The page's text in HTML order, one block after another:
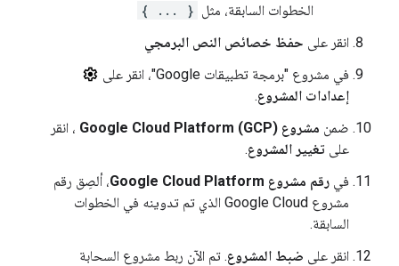
الخطوات السابقة، مثل
{ ... }
انقر على حفظ خصائص النص البرمجي
في مشروع "برمجة تطبيقات Google"، انقر على
إعدادات المشروع.
ضمن مشروع Google Cloud Platform (GCP)
، انقر
على تغيير المشروع.
في رقم مشروع Google Cloud Platform
، ألصِق رقم
مشروع Google Cloud الذي تم تدوينه في الخطوات
السابقة.
انقر على ضبط المشروع. تم الآن ربط مشروع السحابة